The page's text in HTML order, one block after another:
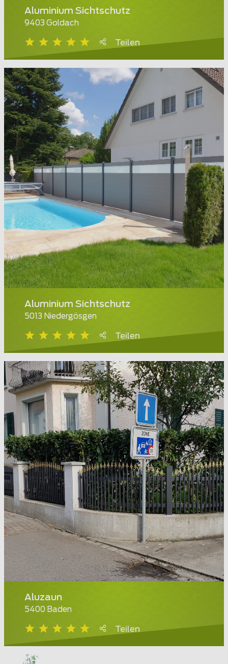
Aluminium Sichtschutz
9403 Goldach
Teilen
Aluminium Sichtschutz
5013 Niedergösgen
Teilen
Aluzaun
5400 Baden
Teilen